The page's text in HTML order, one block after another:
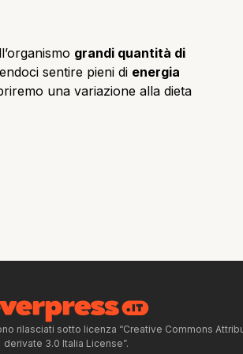
grandi quantità di
sentire pieni di energia
una variazione alla dieta
rilasciati sotto licenza “Creative Commons
derivate 3.0 Italia License”.